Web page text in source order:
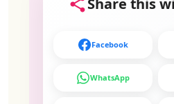
Facebook
WhatsApp